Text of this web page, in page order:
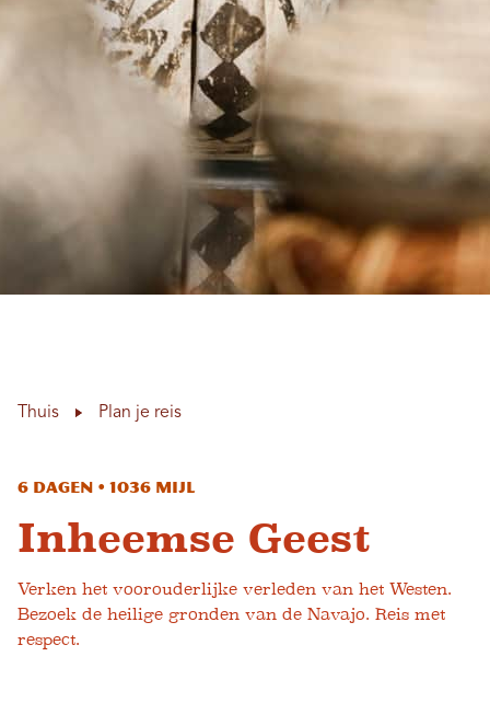
Thuis Plan je reis
6 dagen • 1036 mijl
Inheemse Geest
Verken het voorouderlijke verleden van het Westen.
Bezoek de heilige gronden van de Navajo. Reis met
respect.